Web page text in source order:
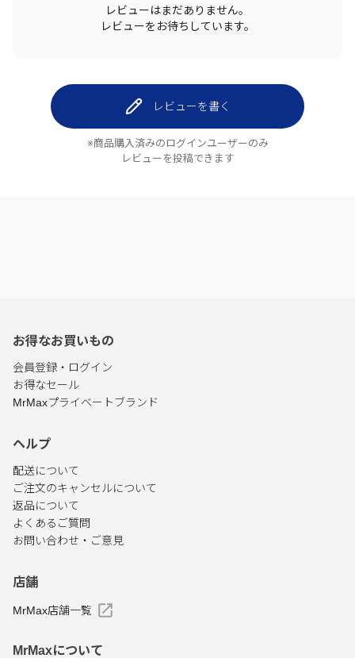
レビューはまだありません。
レビューをお待ちしています。
レビューを書く
※商品購入済みのログインユーザーのみ
レビューを投稿できます
お得なお買いもの
会員登録・ログイン
お得なセール
MrMaxプライベートブランド
ヘルプ
配送について
ご注文のキャンセルについて
返品について
よくあるご質問
お問い合わせ・ご意見
店舗
MrMax店舗一覧
MrMaxについて